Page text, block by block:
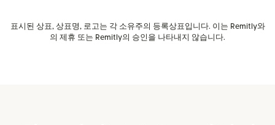
표시된 상표, 상표명, 로고는 각 소유주의 등록상표입니다. 이는 Remitly와
의 제휴 또는 Remitly의 승인을 나타내지 않습니다.